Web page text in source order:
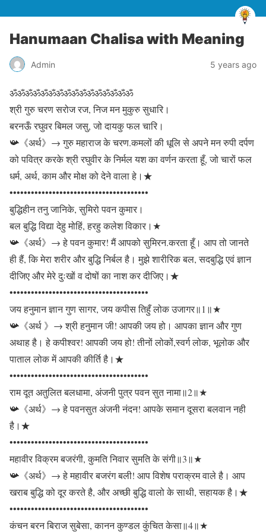
Hanumaan Chalisa with Meaning
Admin 5 years ago
ॐॐॐॐॐॐॐॐॐॐॐॐॐॐॐॐ
श्री गुरु चरण सरोज रज, निज मन मुकुरु सुधारि।
बरनऊँ रघुवर बिमल जसु, जो दायकु फल चारि।
📯《अर्थ》→ गुरु महाराज के चरण.कमलों की धूलि से अपने मन रुपी दर्पण
को पवित्र करके श्री रघुवीर के निर्मल यश का वर्णन करता हूँ, जो चारों फल
धर्म, अर्थ, काम और मोक्ष को देने वाला हे।★
•••••••••••••••••••••••••••••••••••••••
बुद्धिहीन तनु जानिके, सुमिरो पवन कुमार।
बल बुद्धि विद्या देहु मोहिं, हरहु कलेश विकार।★
📯《अर्थ》→ हे पवन कुमार! मैं आपको सुमिरन.करता हूँ। आप तो जानते
ही हैं, कि मेरा शरीर और बुद्धि निर्बल है। मुझे शारीरिक बल, सदबुद्धि एवं ज्ञान
दीजिए और मेरे दुःखों व दोषों का नाश कर दीजिए।★
•••••••••••••••••••••••••••••••••••••••
जय हनुमान ज्ञान गुण सागर, जय कपीस तिहुँ लोक उजागर॥1॥★
📯《अर्थ 》→ श्री हनुमान जी! आपकी जय हो। आपका ज्ञान और गुण
अथाह है। हे कपीश्वर! आपकी जय हो! तीनों लोकों,स्वर्ग लोक, भूलोक और
पाताल लोक में आपकी कीर्ति है।★
•••••••••••••••••••••••••••••••••••••••
राम दूत अतुलित बलधामा, अंजनी पुत्र पवन सुत नामा॥2॥★
📯《अर्थ》→ हे पवनसुत अंजनी नंदन! आपके समान दूसरा बलवान नही
है।★
•••••••••••••••••••••••••••••••••••••••
महावीर विक्रम बजरंगी, कुमति निवार सुमति के संगी॥3॥★
📯《अर्थ》→ हे महावीर बजरंग बली! आप विशेष पराक्रम वाले है। आप
खराब बुद्धि को दूर करते है, और अच्छी बुद्धि वालो के साथी, सहायक है।★
•••••••••••••••••••••••••••••••••••••••
कंचन बरन बिराज सुबेसा, कानन कुण्डल कुंचित केसा॥4॥★